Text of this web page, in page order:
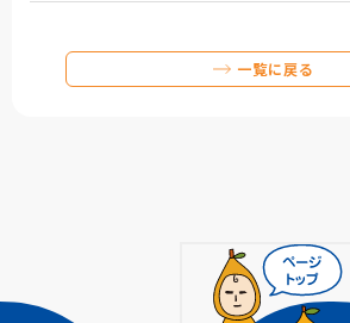
一覧に戻る